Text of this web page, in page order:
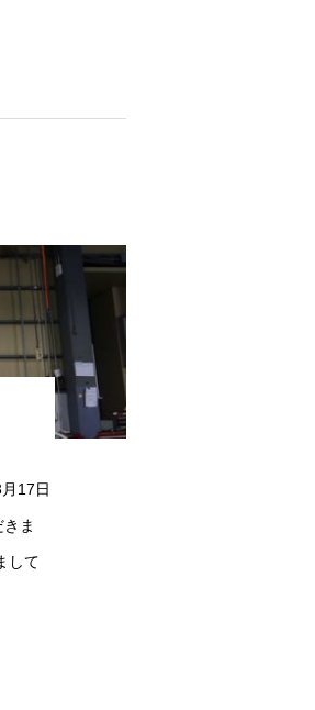
17日
ま
して